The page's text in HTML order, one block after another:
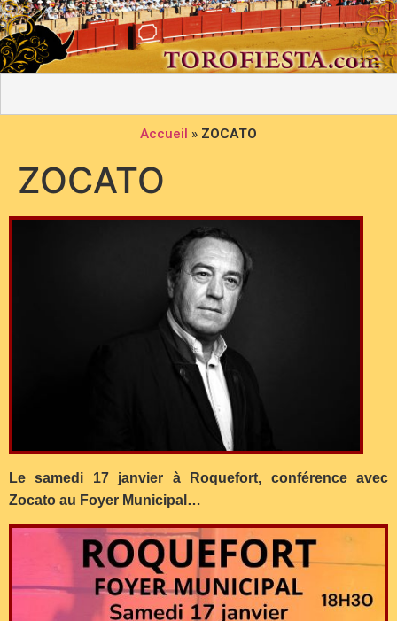
Accueil » ZOCATO
ZOCATO
Le samedi 17 janvier à Roquefort, conférence avec
Zocato au Foyer Municipal…